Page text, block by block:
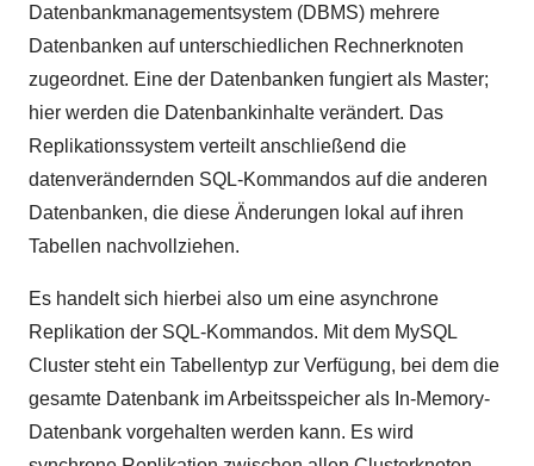
Datenbankmanagementsystem (DBMS) mehrere
Datenbanken auf unterschiedlichen Rechnerknoten
zugeordnet. Eine der Datenbanken fungiert als Master;
hier werden die Datenbankinhalte verändert. Das
Replikationssystem verteilt anschließend die
datenverändernden SQL-Kommandos auf die anderen
Datenbanken, die diese Änderungen lokal auf ihren
Tabellen nachvollziehen.
Es handelt sich hierbei also um eine asynchrone
Replikation der SQL-Kommandos. Mit dem MySQL
Cluster steht ein Tabellentyp zur Verfügung, bei dem die
gesamte Datenbank im Arbeitsspeicher als In-Memory-
Datenbank vorgehalten werden kann. Es wird